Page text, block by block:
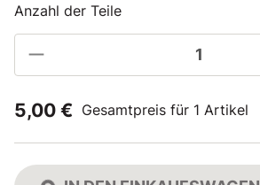
Anzahl der Teile
5,00 € Gesamtpreis für 1 Artikel